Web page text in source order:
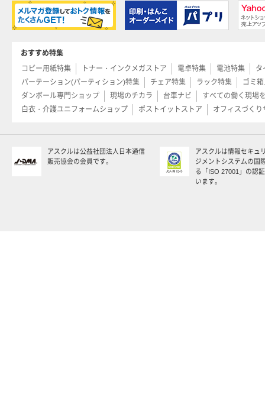
おすすめ特集
コピー用紙特集
トナー・インクメガストア 電卓特集 電池特集
タ
パーテーション(パーティション)特集
チェア特集 ラック特集
ゴミ
ダンボール専門ショップ
現場のチカラ 台車ナビ
すべての働く現場
白衣・介護ユニフォームショップ
ポストイットストア オフィスづくり
アスクルは公益社団法人日本通信
販売協会の会員です。
アスクルは情報セキュ
ジメントシステムの国
る「ISO 27001」の認
います。